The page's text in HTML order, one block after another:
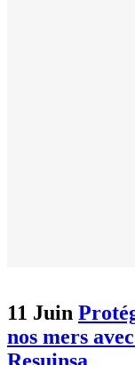
11 Juin
nos mers